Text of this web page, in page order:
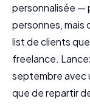
personnalisée —
personnes, mais
list de clients
freelance.
septembre avec
que de repartir